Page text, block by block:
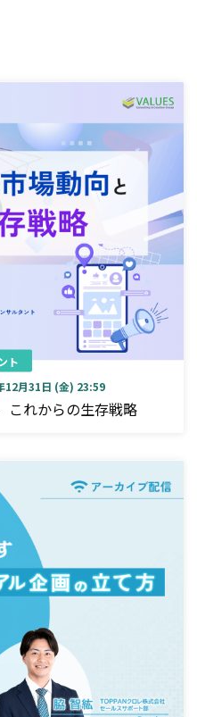
ト
12月31日 (金) 23:59
これからの生存戦略